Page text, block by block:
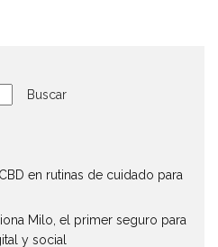
Buscar
en rutinas de cuidado para
Milo, el primer seguro para
y social